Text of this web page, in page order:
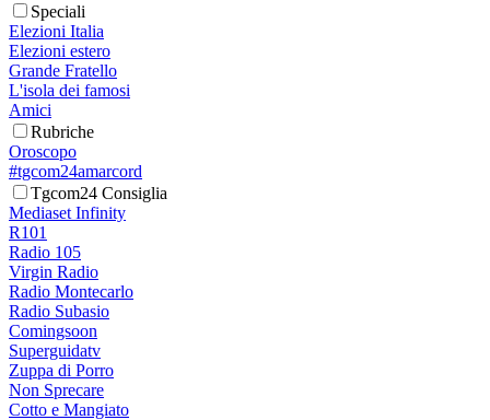
Speciali
Elezioni Italia
Elezioni estero
Grande Fratello
L'isola dei famosi
Amici
Rubriche
Oroscopo
#tgcom24amarcord
Tgcom24 Consiglia
Mediaset Infinity
R101
Radio 105
Virgin Radio
Radio Montecarlo
Radio Subasio
Comingsoon
Superguidatv
Zuppa di Porro
Non Sprecare
Cotto e Mangiato